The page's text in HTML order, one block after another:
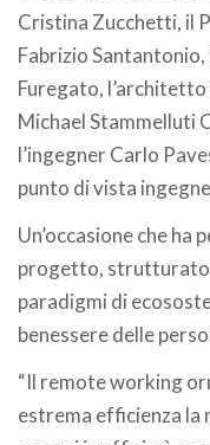
Cristina Zucchetti, il
Fabrizio
Furegato,
Michael Stammelluti
l’ingegner Carlo
punto di vista
Un’occasione che ha
progetto, strutturato
paradigmi di
benessere delle
“Il remote working
estrema efficienza